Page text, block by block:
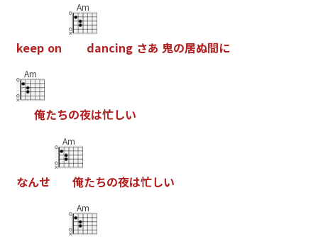
keep on
Am
dancing さあ 鬼の居ぬ間に
Am
俺たちの夜は忙しい
なんせ
Am
俺たちの夜は忙しい
Am